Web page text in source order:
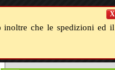
inoltre che le spedizioni ed il
X